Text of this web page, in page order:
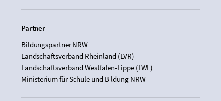
Partner
Bildungspartner NRW
Landschaftsverband Rheinland (LVR)
Landschaftsverband Westfalen-Lippe (LWL)
Ministerium für Schule und Bildung NRW